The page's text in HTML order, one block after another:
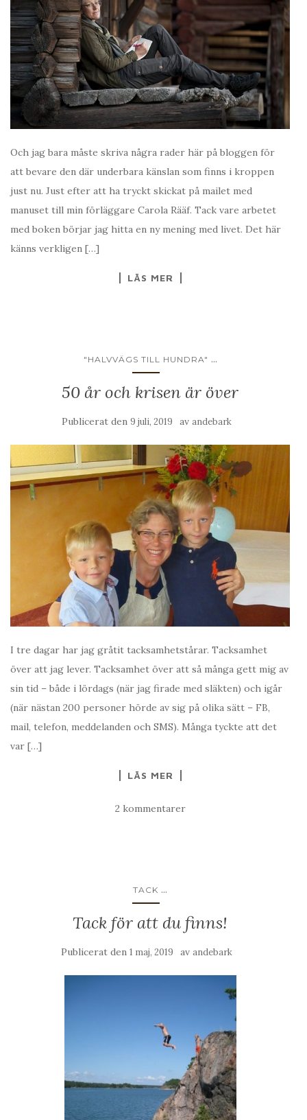
Och jag bara måste skriva några rader här på bloggen för
att bevare den där underbara känslan som finns i kroppen
just nu. Just efter att ha tryckt skickat på mailet med
manuset till min förläggare Carola Rääf. Tack vare arbetet
med boken börjar jag hitta en ny mening med livet. Det här
känns verkligen […]
LÄS MER
"HALVVÄGS TILL HUNDRA" ...
50 år och krisen är över
Publicerat den 9 juli, 2019 av andebark
I tre dagar har jag gråtit tacksamhetstårar. Tacksamhet
över att jag lever. Tacksamhet över att så många gett mig av
sin tid – både i lördags (när jag firade med släkten) och igår
(när nästan 200 personer hörde av sig på olika sätt – FB,
mail, telefon, meddelanden och SMS). Många tyckte att det
var […]
LÄS MER
2 kommentarer
TACK ...
Tack för att du finns!
Publicerat den 1 maj, 2019 av andebark